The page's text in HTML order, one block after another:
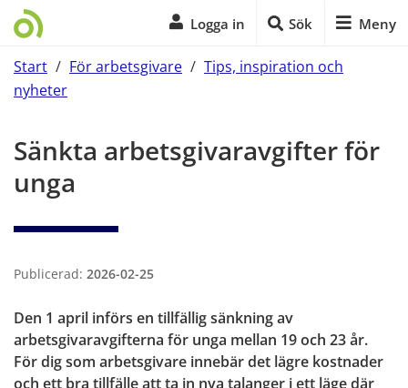
Logga in Sök Meny
Start / För arbetsgivare / Tips, inspiration och
nyheter
Sänkta arbetsgivaravgifter för
unga
Publicerad: 2026-02-25
Den 1 april införs en tillfällig sänkning av
arbetsgivaravgifterna för unga mellan 19 och 23 år.
För dig som arbetsgivare innebär det lägre kostnader
och ett bra tillfälle att ta in nya talanger i ett läge där